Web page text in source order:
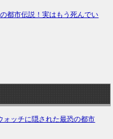
都市伝説！実はもう死んでい
ォッチに隠された最恐の都市